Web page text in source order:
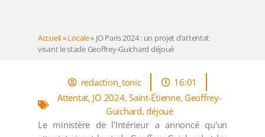
Accueil»Locale» JO Paris 2024 : un projet d’attentat
visant le stade Geoffrey-Guichard déjoué
redaction_tonic
16:01
Attentat, JO 2024,Saint-Étienne, Geoffrey-
Guichard,déjoué
Le ministère de l'Intérieur a annoncé qu'un